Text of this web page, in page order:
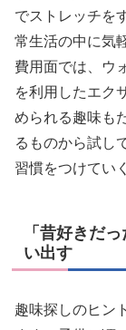
でストレッチを
常生活の中に気
費用面では、ウ
を利用したエク
められる趣味も
るものから試し
習慣をつけてい
「昔好きだ
い出す
趣味探しのヒン